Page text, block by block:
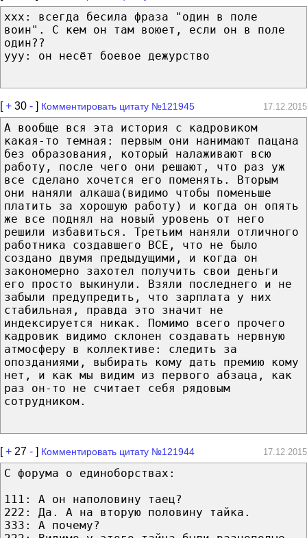
xxx: всегда бесила фраза "один в поле
воин". С кем он там воюет, если он в поле
один??
yyy: он несёт боевое дежурство
[+ 30 - ] Комментировать цитату №121945 17.12.2015
А вообще вся эта история с кадровиком
какая-то темная: первым они нанимают пацана
без образования, который налаживают всю
работу, после чего они решают, что раз уж
все сделано хочется его поменять. Вторым
они наняли алкаша(видимо чтобы поменьше
платить за хорошую работу) и когда он опять
же все поднял на новый уровень от него
решили избавиться. Третьим наняли отличного
работника создавшего ВСЕ, что не было
создано двумя предыдущими, и когда он
закономерно захотел получить свои деньги
его просто выкинули. Взяли последнего и не
забыли предупредить, что зарплата у них
стабильная, правда это значит не
индексируется никак. Помимо всего прочего
кадровик видимо склонен создавать нервную
атмосферу в коллективе: следить за
опозданиями, выбирать кому дать премию кому
нет, и как мы видим из первого абзаца, как
раз он-то не считает себя рядовым
сотрудником.
[+ 27 - ] Комментировать цитату №121944 17.12.2015
С форума о единоборствах:
111: А он наполовину таец?
222: Да. А на вторую половину тайка.
333: А почему?